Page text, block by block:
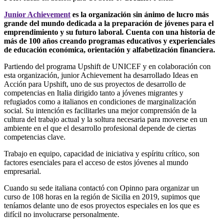
Junior Achievement es la organización sin ánimo de lucro más
grande del mundo dedicada a la preparación de jóvenes para el
emprendimiento y su futuro laboral. Cuenta con una historia de
más de 100 años creando programas educativos y experienciales
de educación económica, orientación y alfabetización financiera.
Partiendo del programa Upshift de UNICEF y en colaboración con
esta organización, junior Achievement ha desarrollado Ideas en
Acción para Upshift, uno de sus proyectos de desarrollo de
competencias en Italia dirigido tanto a jóvenes migrantes y
refugiados como a italianos en condiciones de marginalización
social. Su intención es facilitarles una mejor comprensión de la
cultura del trabajo actual y la soltura necesaria para moverse en un
ambiente en el que el desarrollo profesional depende de ciertas
competencias clave.
Trabajo en equipo, capacidad de iniciativa y espíritu crítico, son
factores esenciales para el acceso de estos jóvenes al mundo
empresarial.
Cuando su sede italiana contactó con Opinno para organizar un
curso de 108 horas en la región de Sicilia en 2019, supimos que
teníamos delante uno de esos proyectos especiales en los que es
difícil no involucrarse personalmente.